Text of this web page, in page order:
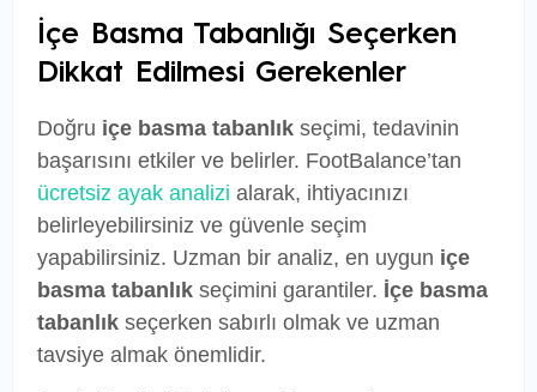
İçe Basma Tabanlığı Seçerken
Dikkat Edilmesi Gerekenler
Doğru içe basma tabanlık seçimi, tedavinin
başarısını etkiler ve belirler. FootBalance’tan
ücretsiz ayak analizi alarak, ihtiyacınızı
belirleyebilirsiniz ve güvenle seçim
yapabilirsiniz. Uzman bir analiz, en uygun içe
basma tabanlık seçimini garantiler. İçe basma
tabanlık seçerken sabırlı olmak ve uzman
tavsiye almak önemlidir.